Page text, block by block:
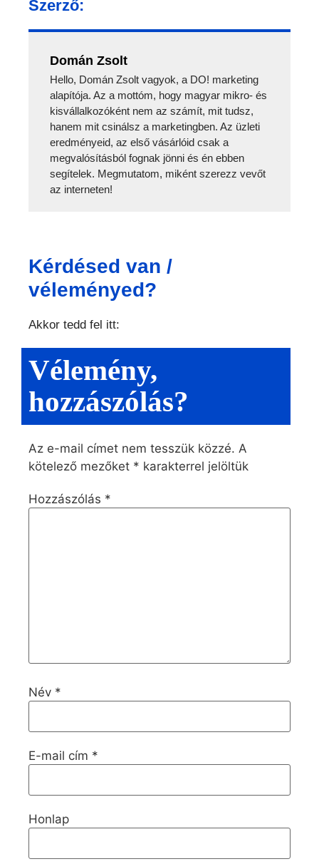
Szerző:
Domán Zsolt
Hello, Domán Zsolt vagyok, a DO! marketing
alapítója. Az a mottóm, hogy magyar mikro- és
kisvállalkozóként nem az számít, mit tudsz,
hanem mit csinálsz a marketingben. Az üzleti
eredményeid, az első vásárlóid csak a
megvalósításból fognak jönni és én ebben
segítelek. Megmutatom, miként szerezz vevőt
az interneten!
Kérdésed van /
véleményed?
Akkor tedd fel itt:
Vélemény,
hozzászólás?
Az e-mail címet nem tesszük közzé. A
kötelező mezőket * karakterrel jelöltük
Hozzászólás *
Név *
E-mail cím *
Honlap